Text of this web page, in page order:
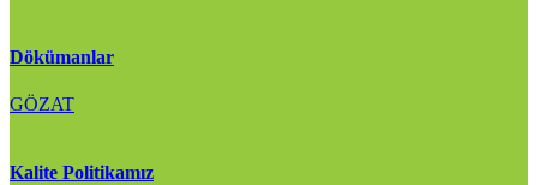
Dökümanlar
GÖZAT
Kalite Politikamız